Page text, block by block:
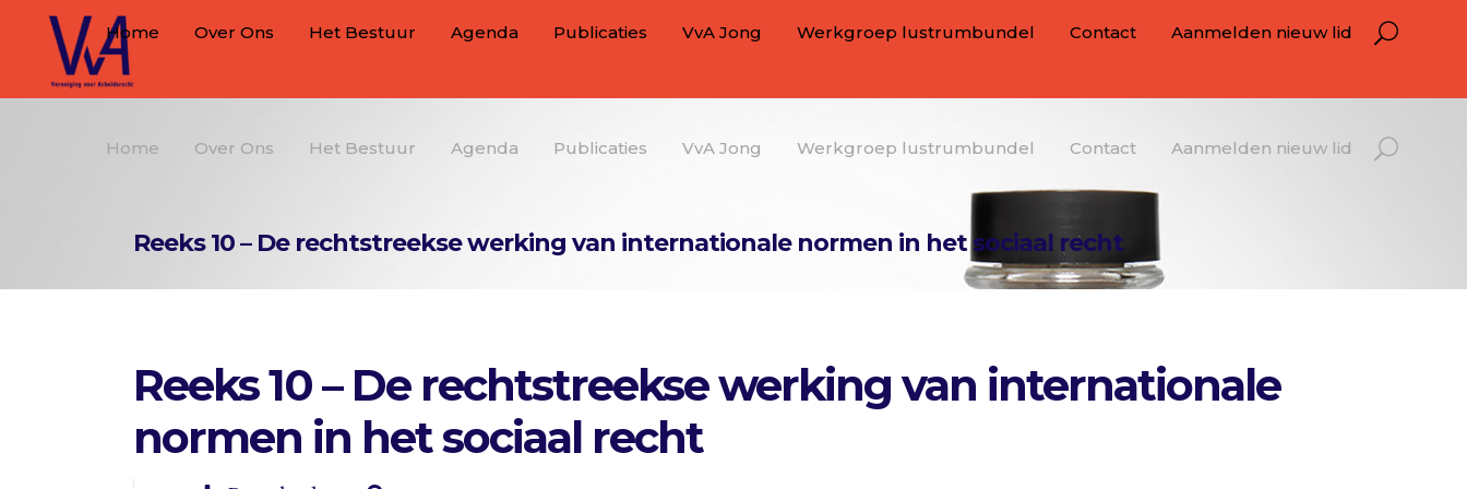
Home Over Ons Het Bestuur Agenda Publicaties VvA Jong Werkgroep lustrumbundel Contact Aanmelden nieuw lid
Home Over Ons Het Bestuur Agenda Publicaties VvA Jong Werkgroep lustrumbundel Contact Aanmelden nieuw lid
Reeks 10 – De rechtstreekse werking van internationale normen in het sociaal recht
Reeks 10 – De rechtstreekse werking van internationale
normen in het sociaal recht